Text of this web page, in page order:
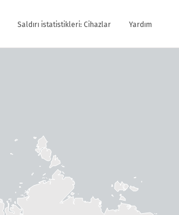
Saldırı istatistikleri: Cihazlar Yardım